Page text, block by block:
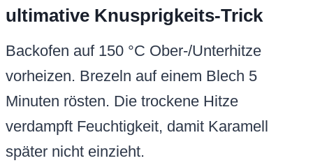
ultimative Knusprigkeits-Trick
Backofen auf 150 °C Ober-/Unterhitze
vorheizen. Brezeln auf einem Blech 5
Minuten rösten. Die trockene Hitze
verdampft Feuchtigkeit, damit Karamell
später nicht einzieht.